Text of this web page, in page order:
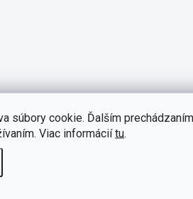
súbory cookie. Ďalším
Viac informáciítu.